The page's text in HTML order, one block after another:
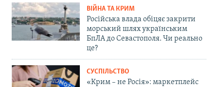
ВІЙНА ТА КРИМ
Російська влада обіцяє закрити
морський шлях українським
БпЛА до Севастополя. Чи реально
це?
СУСПІЛЬСТВО
«Крим – не Росія»: маркетплейс